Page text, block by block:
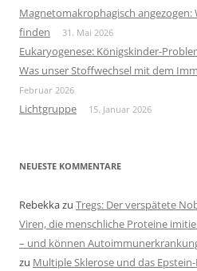
Magnetomakrophagisch angezogen:
finden
31. Mai 2026
Eukaryogenese: Königskinder-
Was unser Stoffwechsel mit dem
Februar 2026
Lichtgruppe 15. Januar 2026
NEUESTE KOMMENTARE
Rebekkazu Tregs: Der verspätete
Viren, die menschliche Proteine
– und können
zu Multiple Sklerose und das